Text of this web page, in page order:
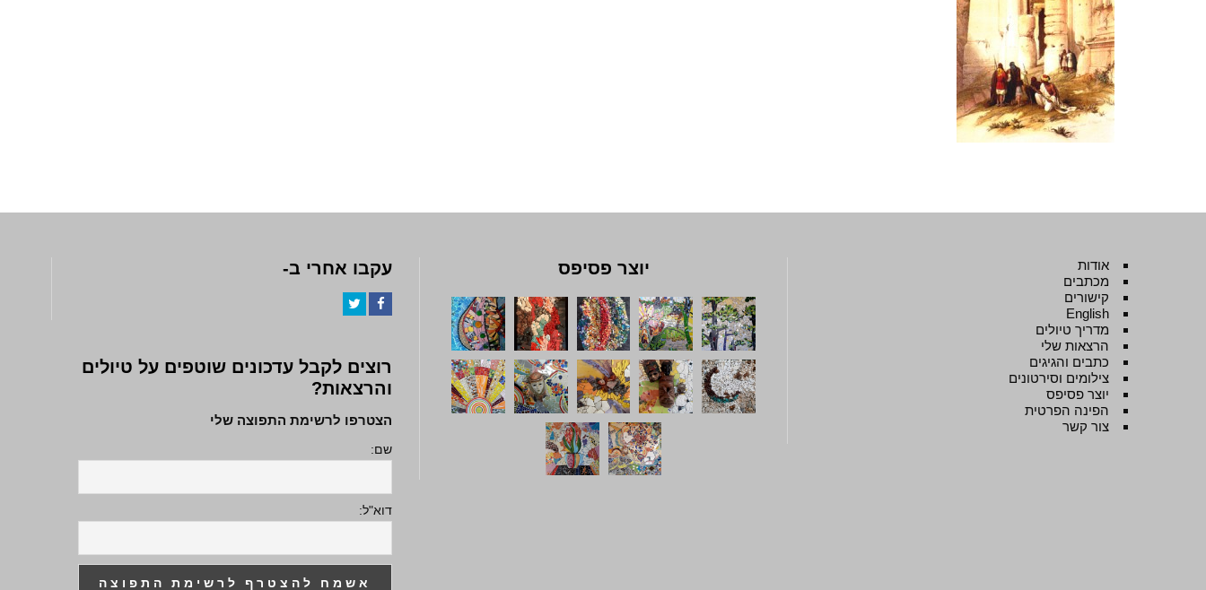
אודות
מכתבים
קישורים
English
מדריך טיולים
הרצאות שלי
כתבים והגיגים
צילומים וסירטונים
יוצר פסיפס
הפינה הפרטית
צור קשר
יוצר פסיפס עקבו אחרי ב-
רוצים לקבל עדכונים שוטפים על טיולים
והרצאות?
הצטרפו לרשימת התפוצה שלי
שם:
דוא"ל: